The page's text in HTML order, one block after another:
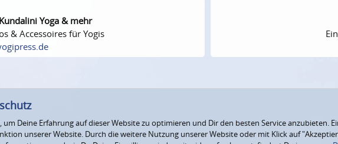
Yoga & mehr
& Accessoires für Yogis
um Deine Erfahrung auf dieser Website zu optimieren und Dir den besten Service anzubieten.
unserer Website. Durch die weitere Nutzung unserer Website oder mit Klick auf